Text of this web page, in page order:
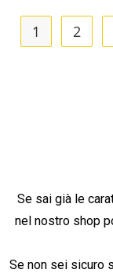
1 2
Se sai già le
nel nostro shop
Se non sei sicuro